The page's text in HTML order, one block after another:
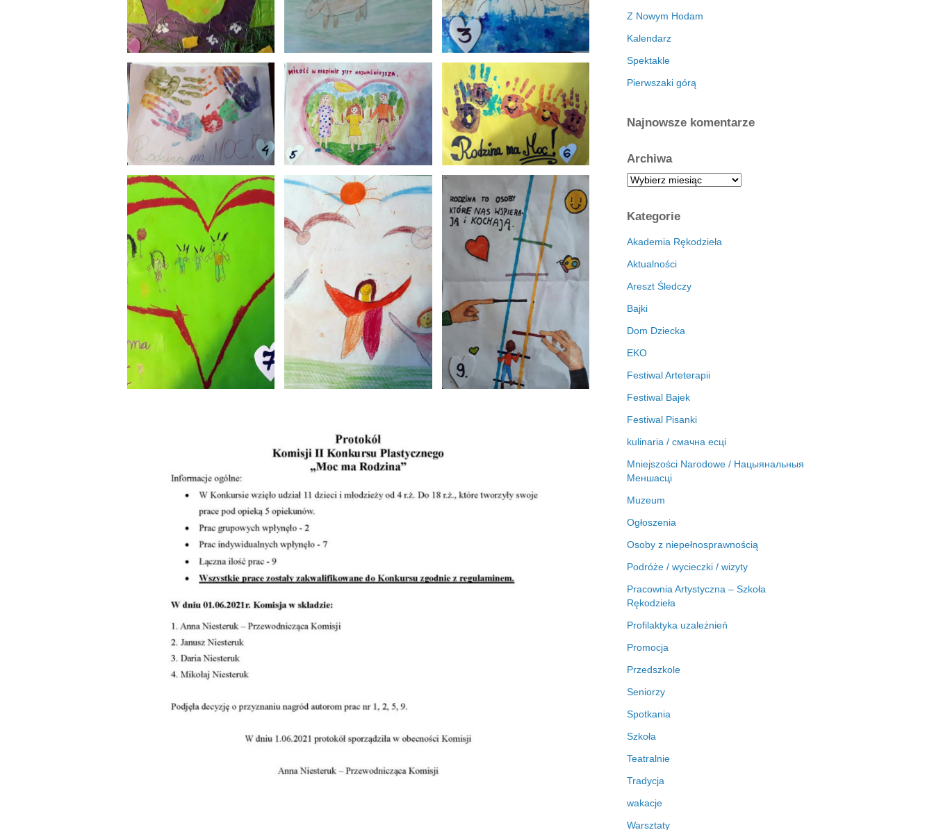
Z Nowym Hodam
Kalendarz
Spektakle
Pierwszaki górą
Najnowsze komentarze
Archiwa
A
h
i
a
Kategorie
Akademia Rękodzieła
Aktualności
Areszt Śledczy
Bajki
Dom Dziecka
EKO
Festiwal Arteterapii
Festiwal Bajek
Festiwal Pisanki
kulinaria / смачна есці
Mniejszości Narodowe / Нацыянальныя
Меншасці
Muzeum
Ogłoszenia
Osoby z niepełnosprawnością
Podróże / wycieczki / wizyty
Pracownia Artystyczna – Szkoła
Rękodzieła
Profilaktyka uzależnień
Promocja
Przedszkole
Seniorzy
Spotkania
Szkoła
Teatralnie
Tradycja
wakacje
Warsztaty